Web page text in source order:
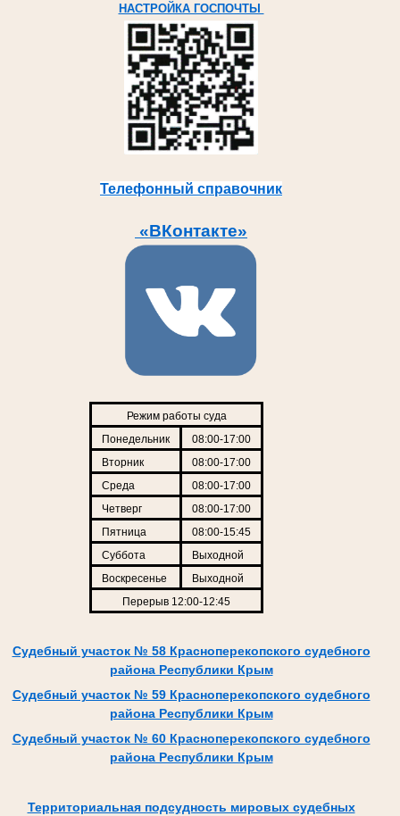
НАСТРОЙКА ГОСПОЧТЫ
Телефонный справочник
«ВКонтакте»
Режим работы суда
Понедельник
08:00-17:00
Вторник
08:00-17:00
Среда
08:00-17:00
Четверг
08:00-17:00
Пятница
08:00-15:45
Суббота
Выходной
Воскресенье
Выходной
Перерыв 12:00-12:45
Судебный участок № 58 Красноперекопского судебного
района Республики Крым
Судебный участок № 59 Красноперекопского судебного
района Республики Крым
Судебный участок № 60 Красноперекопского судебного
района Республики Крым
Территориальная подсудность мировых судебных